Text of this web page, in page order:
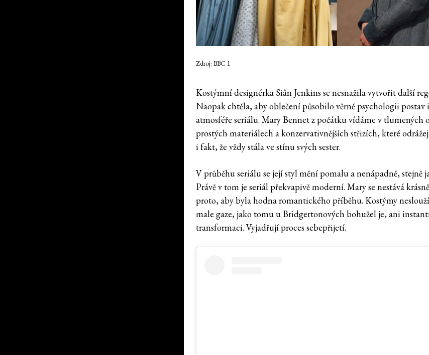
Zdroj: BBC 1
Kostýmní designérka Siân Jenkins se nesnažila vytvořit další
Naopak chtěla, aby oblečení působilo věrně psychologii postav
atmosféře seriálu. Mary Bennet z počátku vídáme v tlumených
prostých materiálech a konzervativnějších střizích, které
i fakt, že vždy stála ve stínu svých sester.
V průběhu seriálu se její styl mění pomalu a nenápadně, stejně
Právě v tom je seriál překvapivě moderní. Mary se nestává
proto, aby byla hodna romantického příběhu. Kostýmy
male gaze, jako tomu u Bridgertonových bohužel je, ani
transformaci. Vyjadřují proces sebepřijetí.